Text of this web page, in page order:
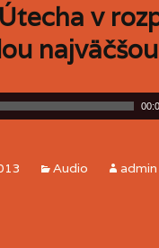
v
najväčšou
Audio admin